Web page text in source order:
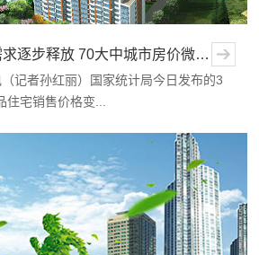
统计局：3月住房需求逐步释放 70大中城市房价微涨
记者孙红丽）国家统计局今日发布的3
宅销售价格变...